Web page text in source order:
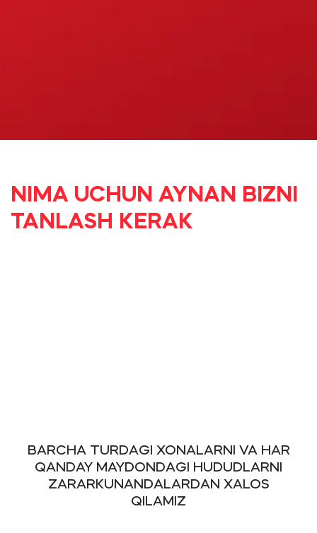
NIMA UCHUN AYNAN BIZNI
TANLASH KERAK
BARCHA TURDAGI XONALARNI VA HAR
QANDAY MAYDONDAGI HUDUDLARNI
ZARARKUNANDALARDAN XALOS
QILAMIZ